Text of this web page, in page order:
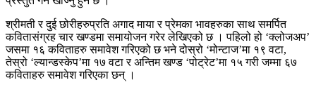
श्रीमती र दुई छोरीहरुप्रति अगाद माया र प्रेमका भावहरुका साथ समर्पित
कवितासंग्रह चार खण्डमा समायोजन गरेर लेखिएको छ । पहिलो हो ‘क्लोजअप’
जसमा १६ कविताहरु समावेश गरिएको छ भने दोस्रो ‘मोन्टाज’मा १९ वटा,
तेस्रो ‘ल्यान्डस्केप’मा १७ वटा र अन्तिम खण्ड ‘पोट्रेट’मा १५ गरी जम्मा ६७
कविताहरु समावेश गरिएका छन् ।